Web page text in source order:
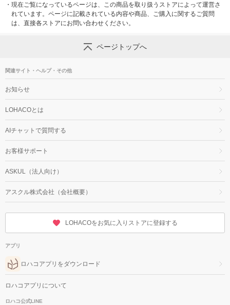
・ 現在ご覧になっているページは、この商品を取り扱うストアによって運営さ
れています。ページに記載されている内容や商品、ご購入に関するご質問
は、直接各ストアにお問い合わせください。
ページトップへ
関連サイト・ヘルプ・その他
お知らせ
LOHACOとは
AIチャットで質問する
お客様サポート
ASKUL（法人向け）
アスクル株式会社（会社概要）
LOHACOをお気に入りストアに登録する
アプリ
ロハコアプリをダウンロード
ロハコアプリについて
ロハコ公式LINE